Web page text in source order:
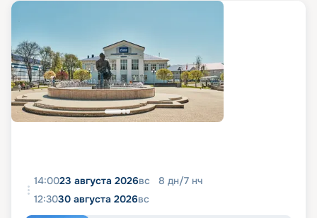
14:0023 августа 2026вс 8 дн/7 нч
12:3030 августа 2026вс